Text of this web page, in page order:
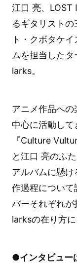
江口 亮、LOST
るギタリスト
ト・クボタケ
ムを担当した
larks。
アニメ作品へ
中心に活動し
『Culture
と江口 亮のふ
アルバムに懸け
作過程につい
バーそれぞれ
larksの在り方に
●インタビュー